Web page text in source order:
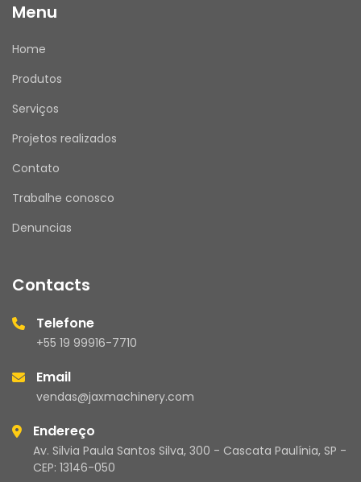
Menu
Home
Produtos
Serviços
Projetos realizados
Contato
Trabalhe conosco
Denuncias
Contacts
Telefone
+55 19 99916-7710
Email
vendas@jaxmachinery.com
Endereço
Av. Silvia Paula Santos Silva, 300 - Cascata Paulínia, SP -
CEP: 13146-050